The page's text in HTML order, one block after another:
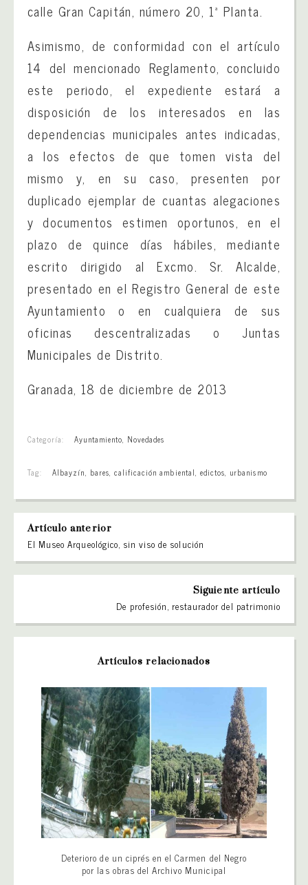
calle Gran Capitán, número 20, 1ª Planta.
Asimismo, de conformidad con el artículo
14 del mencionado Reglamento, concluido
este periodo, el expediente estará a
disposición de los interesados en las
dependencias municipales antes indicadas,
a los efectos de que tomen vista del
mismo y, en su caso, presenten por
duplicado ejemplar de cuantas alegaciones
y documentos estimen oportunos, en el
plazo de quince días hábiles, mediante
escrito dirigido al Excmo. Sr. Alcalde,
presentado en el Registro General de este
Ayuntamiento o en cualquiera de sus
oficinas descentralizadas o Juntas
Municipales de Distrito.
Granada, 18 de diciembre de 2013
Categoría: Ayuntamiento, Novedades
Tag: Albayzín, bares, calificación ambiental, edictos, urbanismo
Artículo anterior
El Museo Arqueológico, sin viso de solución
Siguiente artículo
De profesión, restaurador del patrimonio
Artículos relacionados
Deterioro de un ciprés en el Carmen del Negro
por las obras del Archivo Municipal